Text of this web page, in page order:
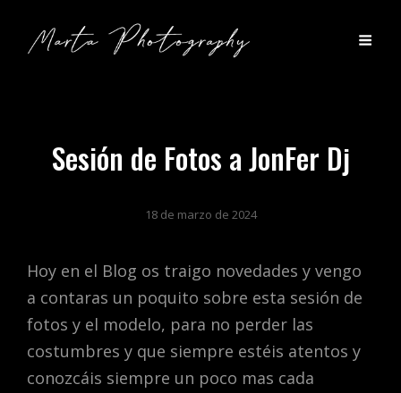
Sesión de Fotos a JonFer Dj
18 de marzo de 2024
Hoy en el Blog os traigo novedades y vengo
a contaras un poquito sobre esta sesión de
fotos y el modelo, para no perder las
costumbres y que siempre estéis atentos y
conozcáis siempre un poco mas cada